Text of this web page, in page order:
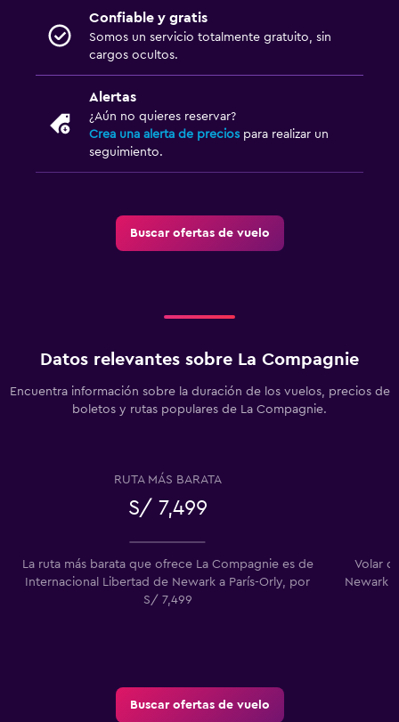
Confiable y gratis
Somos un servicio totalmente gratuito, sin
cargos ocultos.
Alertas
¿Aún no quieres reservar?
Crea una alerta de precios para realizar un
seguimiento.
Buscar ofertas de vuelo
Datos relevantes sobre La Compagnie
Encuentra información sobre la duración de los vuelos, precios de
boletos y rutas populares de La Compagnie.
RUTA MÁS BARATA
S/ 7,499
La ruta más barata que ofrece La Compagnie es de
Internacional Libertad de Newark a París-Orly, por
S/ 7,499
Volar
Newark
Buscar ofertas de vuelo